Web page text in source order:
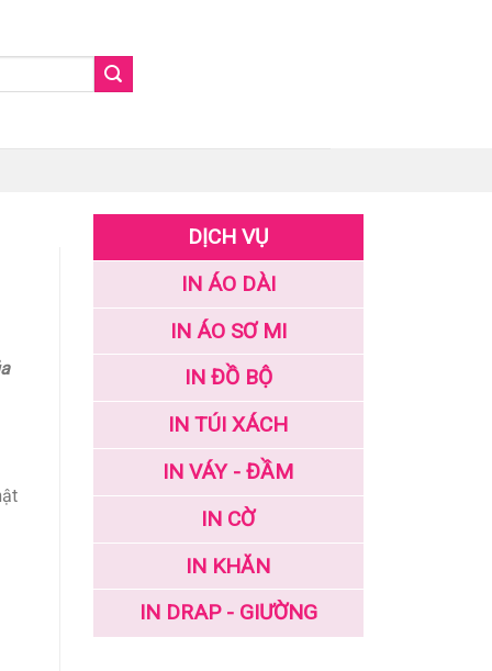
DỊCH VỤ
IN ÁO DÀI
IN ÁO SƠ MI
IN ĐỒ BỘ
IN TÚI XÁCH
IN VÁY - ĐẦM
IN CỜ
IN KHĂN
IN DRAP - GIƯỜNG